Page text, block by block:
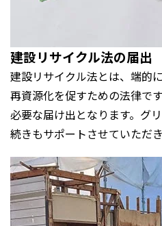
建設リサイクル法の届出
建設リサイクル法とは、端的
再資源化を促すための法律で
必要な届け出となります。グ
続きもサポートさせていただき